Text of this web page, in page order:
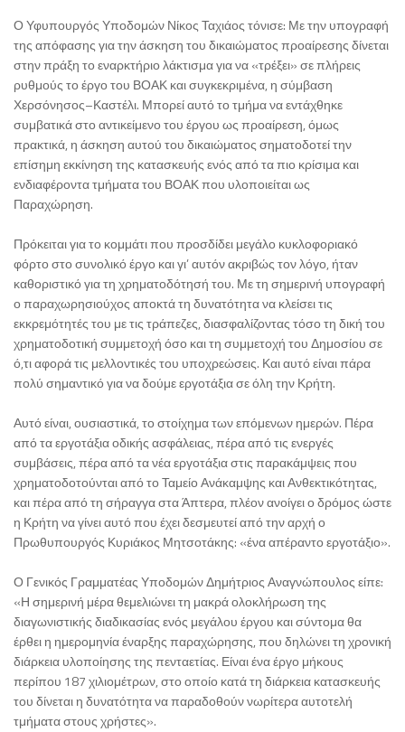
Ο Υφυπουργός Υποδομών Νίκος Ταχιάος τόνισε: Με την υπογραφή
της απόφασης για την άσκηση του δικαιώματος προαίρεσης δίνεται
στην πράξη το εναρκτήριο λάκτισμα για να «τρέξει» σε πλήρεις
ρυθμούς το έργο του ΒΟΑΚ και συγκεκριμένα, η σύμβαση
Χερσόνησος–Καστέλι. Μπορεί αυτό το τμήμα να εντάχθηκε
συμβατικά στο αντικείμενο του έργου ως προαίρεση, όμως
πρακτικά, η άσκηση αυτού του δικαιώματος σηματοδοτεί την
επίσημη εκκίνηση της κατασκευής ενός από τα πιο κρίσιμα και
ενδιαφέροντα τμήματα του ΒΟΑΚ που υλοποιείται ως
Παραχώρηση.
Πρόκειται για το κομμάτι που προσδίδει μεγάλο κυκλοφοριακό
φόρτο στο συνολικό έργο και γι’ αυτόν ακριβώς τον λόγο, ήταν
καθοριστικό για τη χρηματοδότησή του. Με τη σημερινή υπογραφή
ο παραχωρησιούχος αποκτά τη δυνατότητα να κλείσει τις
εκκρεμότητές του με τις τράπεζες, διασφαλίζοντας τόσο τη δική του
χρηματοδοτική συμμετοχή όσο και τη συμμετοχή του Δημοσίου σε
ό,τι αφορά τις μελλοντικές του υποχρεώσεις. Και αυτό είναι πάρα
πολύ σημαντικό για να δούμε εργοτάξια σε όλη την Κρήτη.
Αυτό είναι, ουσιαστικά, το στοίχημα των επόμενων ημερών. Πέρα
από τα εργοτάξια οδικής ασφάλειας, πέρα από τις ενεργές
συμβάσεις, πέρα από τα νέα εργοτάξια στις παρακάμψεις που
χρηματοδοτούνται από το Ταμείο Ανάκαμψης και Ανθεκτικότητας,
και πέρα από τη σήραγγα στα Άπτερα, πλέον ανοίγει ο δρόμος ώστε
η Κρήτη να γίνει αυτό που έχει δεσμευτεί από την αρχή ο
Πρωθυπουργός Κυριάκος Μητσοτάκης: «ένα απέραντο εργοτάξιο».
Ο Γενικός Γραμματέας Υποδομών Δημήτριος Αναγνώπουλος είπε:
«Η σημερινή μέρα θεμελιώνει τη μακρά ολοκλήρωση της
διαγωνιστικής διαδικασίας ενός μεγάλου έργου και σύντομα θα
έρθει η ημερομηνία έναρξης παραχώρησης, που δηλώνει τη χρονική
διάρκεια υλοποίησης της πενταετίας. Είναι ένα έργο μήκους
περίπου 187 χιλιομέτρων, στο οποίο κατά τη διάρκεια κατασκευής
του δίνεται η δυνατότητα να παραδοθούν νωρίτερα αυτοτελή
τμήματα στους χρήστες».